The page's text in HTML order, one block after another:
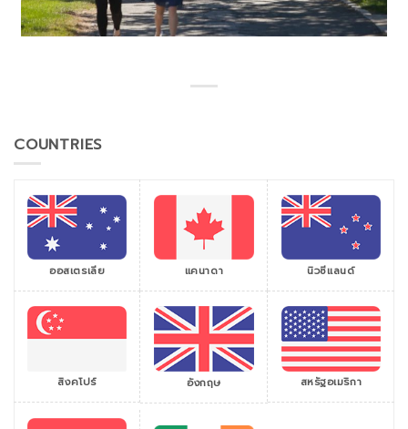
COUNTRIES
ออสเตรเลีย แคนาดา นิวซีแลนด์
สิงคโปร์ อังกฤษ สหรัฐอเมริกา